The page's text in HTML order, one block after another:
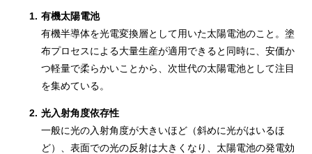
1. 有機太陽電池
有機半導体を光電変換層として用いた太陽電池のこと。塗
布プロセスによる大量生産が適用できると同時に、安価か
つ軽量で柔らかいことから、次世代の太陽電池として注目
を集めている。
2. 光入射角度依存性
一般に光の入射角度が大きいほど（斜めに光がはいるほ
ど）、表面での光の反射は大きくなり、太陽電池の発電効